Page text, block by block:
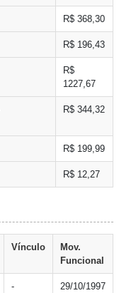
R$ 368,30
R$ 196,43
R$
1227,67
R$ 344,32
R$ 199,99
R$ 12,27
Vínculo
Mov.
Funcional
- 29/10/1997